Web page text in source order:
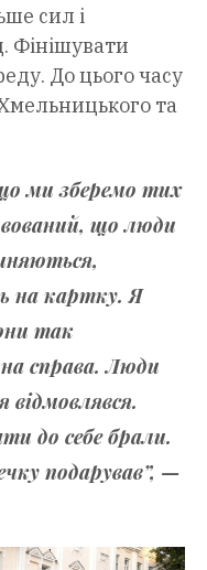
сил і
Фінішувати
До цього часу
та
ми зберемо тих
що люди
на картку. Я
так
справа. Люди
до себе брали.
подарував”, —